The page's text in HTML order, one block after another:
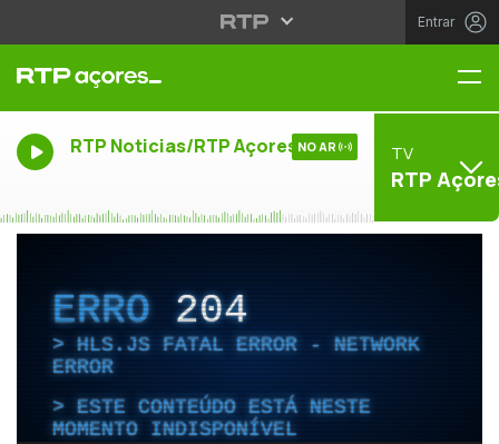
Entrar
RTP Noticias/RTP Açores NO AR TV
RTP
ERRO204
HLS.JS FATAL ERROR - NETWORK
ERROR
ESTE CONTEÚDO ESTÁ NESTE
MOMENTO INDISPONÍVEL